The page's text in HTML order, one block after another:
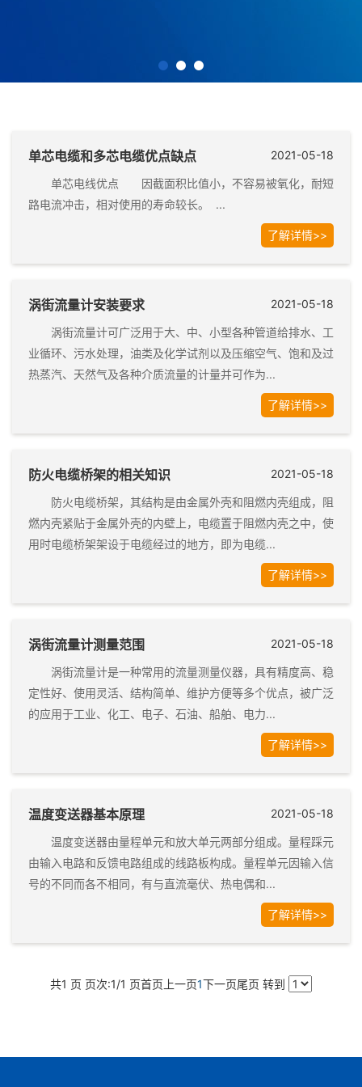
单芯电缆和多芯电缆优点缺点 2021-05-18
单芯电线优点 因截面积比值小，不容易被氧化，耐短
路电流冲击，相对使用的寿命较长。 ...
了解详情>>
涡街流量计安装要求 2021-05-18
涡街流量计可广泛用于大、中、小型各种管道给排水、工
业循环、污水处理，油类及化学试剂以及压缩空气、饱和及过
热蒸汽、天然气及各种介质流量的计量并可作为...
了解详情>>
防火电缆桥架的相关知识 2021-05-18
防火电缆桥架，其结构是由金属外壳和阻燃内壳组成，阻
燃内壳紧贴于金属外壳的内壁上，电缆置于阻燃内壳之中，使
用时电缆桥架架设于电缆经过的地方，即为电缆...
了解详情>>
涡街流量计测量范围 2021-05-18
涡街流量计是一种常用的流量测量仪器，具有精度高、稳
定性好、使用灵活、结构简单、维护方便等多个优点，被广泛
的应用于工业、化工、电子、石油、船舶、电力...
了解详情>>
温度变送器基本原理 2021-05-18
温度变送器由量程单元和放大单元两部分组成。量程踩元
由输入电路和反馈电路组成的线路板构成。量程单元因输入信
号的不同而各不相同，有与直流毫伏、热电偶和...
了解详情>>
共1 页 页次:1/1 页首页 上一页1下一页尾页 转到